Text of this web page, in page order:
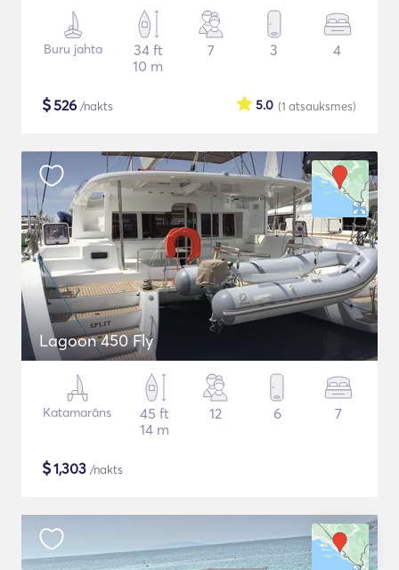
Buru jahta
34 ft
10 m
7 3 4
$526 /nakts (1 atsauksmes)
5.0
Lagoon 450 Fly
Katamarāns
45 ft
14 m
12 6 7
$1,303 /nakts